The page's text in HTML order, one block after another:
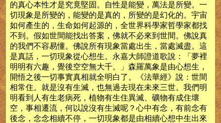
的真心本性才是究竟堅固。自性是能變，萬法是所變。一
切現象是所變的，能變的是真的，所變的是幻化的。宇宙
如何產生的，生命如何起源的，全世界科學家哲學家都找
不到。假如世間能找出答案，佛就不必來到世間。佛說真
的我們不容易懂。佛說所有現象當處出生，當處滅盡。這
是真話，一切現象從心想生。永嘉大師證道歌說：「夢裡
明明有六趣，覺後空空無大千。」森羅萬象是由心想生，
開悟之後一切事實真相就全明白了。《法華經》說：世間
相常住。就是沒有生滅，也無過去現在未來三世。我們明
明看到人有生老病死，植物有生住異滅、礦物有成住壞
空，事相遷流，何以說沒有生滅呢？心中有念，有前念有
後念，念念相續不停，一切現象都是由相續心想中生出來